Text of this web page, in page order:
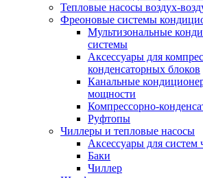
Тепловые насосы воздух-
Фреоновые системы
Мультизональные
системы
Аксессуары для
конденсаторных блоков
Канальные
мощности
Компрессорно-
Руфтопы
Чиллеры и тепловые насосы
Аксессуары для систем
Баки
Чиллер